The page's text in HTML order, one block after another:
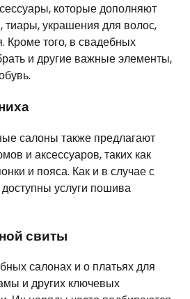
которые дополняют
тиары, украшения для волос,
Кроме того, в свадебных
и другие важные элементы,
салоны также предлагают
и аксессуаров, таких как
и пояса. Как и в случае с
услуги пошива
свиты
салонах и о платьях для
и других ключевых